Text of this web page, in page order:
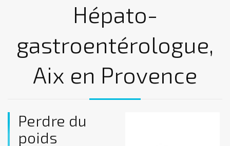
Hépato-
gastroentérologue,
Aix en Provence
Perdre du
poids